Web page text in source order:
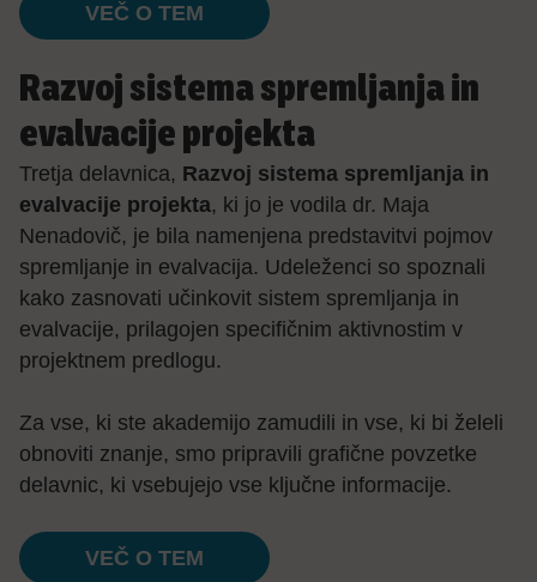
VEČ O TEM
Razvoj sistema spremljanja in
evalvacije projekta
Tretja delavnica, Razvoj sistema spremljanja in
evalvacije projekta, ki jo je vodila dr. Maja
Nenadovič, je bila namenjena predstavitvi pojmov
spremljanje in evalvacija. Udeleženci so spoznali
kako zasnovati učinkovit sistem spremljanja in
evalvacije, prilagojen specifičnim aktivnostim v
projektnem predlogu.
Za vse, ki ste akademijo zamudili in vse, ki bi želeli
obnoviti znanje, smo pripravili grafične povzetke
delavnic, ki vsebujejo vse ključne informacije.
VEČ O TEM